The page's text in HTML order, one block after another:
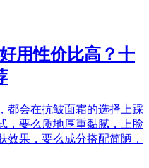
用性价比高？十
都会在抗皱面霜的选择上踩
，要么质地厚重黏腻，上脸
效果，要么成分搭配简陋，